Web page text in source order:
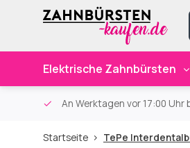
Elektrische Zahnbürsten
An Werktagen vor 17:00
Startseite TePe